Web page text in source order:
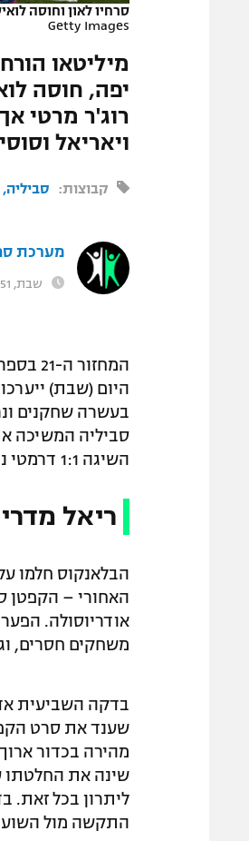
המגזיןסרחיו לאון וחוסה
Getty Images
מיליטאו
יפה, חוסה
ויאריאל
קבוצות: סביליה
מערכת
שבת, 23:51, 30.01.21
בעשרה שחקנים
השיגה 1:1 דרמטי נגד ויאריאל. ולנסיה השיגה 0:1 חשוב על אלצ'ה.
ריאל
הבלאנקוס חלמו
האחורי – הקפטן
אודריוסולה.
משחקים חסרים,
בדקה השביעית
שענד את סרט
מהירה בכדור
שינה את החלטתו
התקשה מול